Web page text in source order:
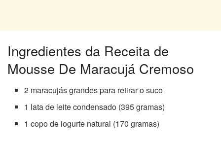
Ingredientes da Receita de
Mousse De Maracujá Cremoso
2 maracujás grandes para retirar o suco
1 lata de leite condensado (395 gramas)
1 copo de iogurte natural (170 gramas)